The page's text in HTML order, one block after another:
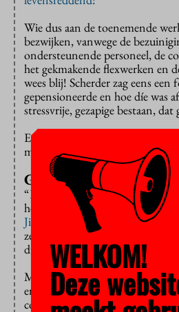
Wie dus aan de toenemende
bezwijken, vanwege de
ondersteunende personeel, de
het gekmakende flexwerken en
wees blij! Scherder zag eens een
gepensioneerde en hoe díe was
stressvrije, gezapige bestaan,
En hebt u een hufter van een
maagzweer irriteert? Ook
Gezond brein
“Het brein wordt er complexer
het brein zoeken de grenzen op”,
Jinek
. Irritante collega’s jagen
zetten de neuronen aan het
dus gezond.
Met allemaal gezellige collega’s
enerverends oplevert, ligt het
constant op de loer. We moeten
WELKOM!
Deze